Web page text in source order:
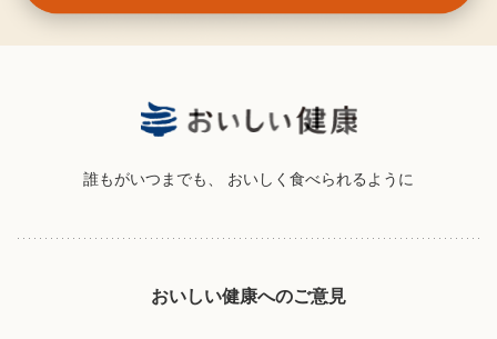
誰もがいつまでも、 おいしく食べられるように
おいしい健康へのご意見